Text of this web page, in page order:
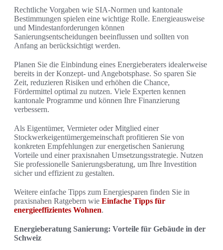
Rechtliche Vorgaben wie SIA-Normen und kantonale
Bestimmungen spielen eine wichtige Rolle. Energieausweise
und Mindestanforderungen können
Sanierungsentscheidungen beeinflussen und sollten von
Anfang an berücksichtigt werden.
Planen Sie die Einbindung eines Energieberaters idealerweise
bereits in der Konzept- und Angebotsphase. So sparen Sie
Zeit, reduzieren Risiken und erhöhen die Chance,
Fördermittel optimal zu nutzen. Viele Experten kennen
kantonale Programme und können Ihre Finanzierung
verbessern.
Als Eigentümer, Vermieter oder Mitglied einer
Stockwerkeigentümergemeinschaft profitieren Sie von
konkreten Empfehlungen zur energetischen Sanierung
Vorteile und einer praxisnahen Umsetzungsstrategie. Nutzen
Sie professionelle Sanierungsberatung, um Ihre Investition
sicher und effizient zu gestalten.
Weitere einfache Tipps zum Energiesparen finden Sie in
praxisnahen Ratgebern wie Einfache Tipps für
energieeffizientes Wohnen.
Energieberatung Sanierung: Vorteile für Gebäude in der
Schweiz